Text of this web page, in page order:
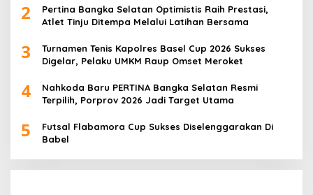
2
Pertina Bangka Selatan Optimistis Raih Prestasi,
Atlet Tinju Ditempa Melalui Latihan Bersama
3
Turnamen Tenis Kapolres Basel Cup 2026 Sukses
Digelar, Pelaku UMKM Raup Omset Meroket
4
Nahkoda Baru PERTINA Bangka Selatan Resmi
Terpilih, Porprov 2026 Jadi Target Utama
5
Futsal Flabamora Cup Sukses Diselenggarakan Di
Babel